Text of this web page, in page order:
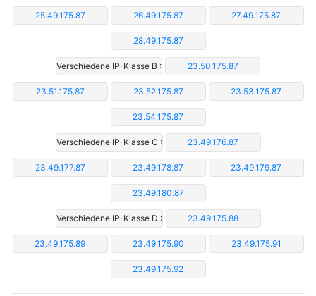
25.49.175.87 26.49.175.87 27.49.175.87
28.49.175.87
Verschiedene IP-Klasse B : 23.50.175.87
23.51.175.87 23.52.175.87 23.53.175.87
23.54.175.87
Verschiedene IP-Klasse C : 23.49.176.87
23.49.177.87 23.49.178.87 23.49.179.87
23.49.180.87
Verschiedene IP-Klasse D : 23.49.175.88
23.49.175.89 23.49.175.90 23.49.175.91
23.49.175.92